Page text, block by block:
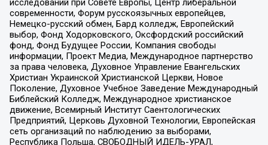
исследований при Совете Европы, Центр либеральной
современности, Форум русскоязычных европейцев,
Немецко-русский обмен, Бард колледж, Европейский
выбор, Фонд Ходорковского, Оксфордский российский
фонд, Фонд Будущее России, Компания свободы
информации, Проект Медиа, Международное партнерство
за права человека, Духовное Управление Евангельских
Христиан Украинской Христианской Церкви, Новое
Поколение, Духовное Учебное Заведение Международный
Библейский Колледж, Международное христианское
движение, Всемирный Институт Саентологических
Предприятий, Церковь Духовной Технологии, Европейская
сеть организаций по наблюдению за выборами,
Республика Польша, СВОБОДНЫЙ ИДЕЛЬ-УРАЛ,